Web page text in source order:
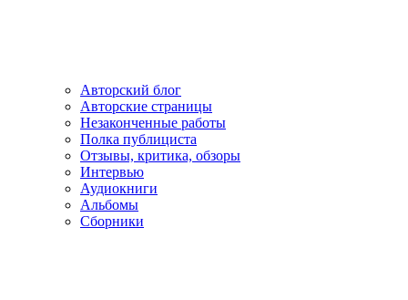
Авторский блог
Авторские страницы
Незаконченные работы
Полка публициста
Отзывы, критика, обзоры
Интервью
Аудиокниги
Альбомы
Сборники